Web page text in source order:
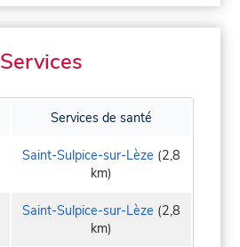
Services
Services de santé
Saint-Sulpice-sur-Lèze (2,8
km)
Saint-Sulpice-sur-Lèze (2,8
km)